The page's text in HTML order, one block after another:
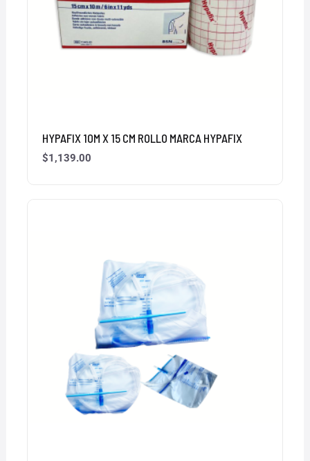
HYPAFIX 10M X 15 CM ROLLO MARCA HYPAFIX
$1,139.00